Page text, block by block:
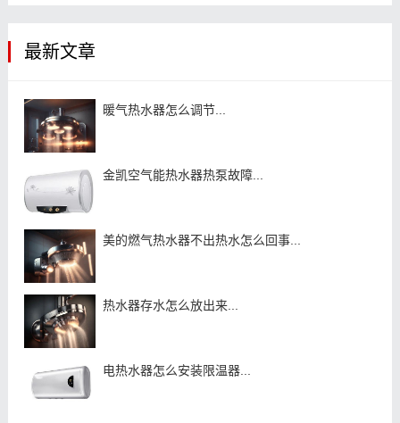
最新文章
暖气热水器怎么调节...
金凯空气能热水器热泵故障...
美的燃气热水器不出热水怎么回事...
热水器存水怎么放出来...
电热水器怎么安装限温器...